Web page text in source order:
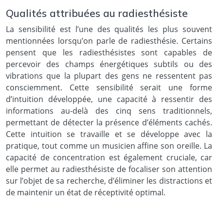
Qualités attribuées au radiesthésiste
La sensibilité est l’une des qualités les plus souvent
mentionnées lorsqu’on parle de radiesthésie. Certains
pensent que les radiesthésistes sont capables de
percevoir des champs énergétiques subtils ou des
vibrations que la plupart des gens ne ressentent pas
consciemment. Cette sensibilité serait une forme
d’intuition développée, une capacité à ressentir des
informations au-delà des cinq sens traditionnels,
permettant de détecter la présence d’éléments cachés.
Cette intuition se travaille et se développe avec la
pratique, tout comme un musicien affine son oreille. La
capacité de concentration est également cruciale, car
elle permet au radiesthésiste de focaliser son attention
sur l’objet de sa recherche, d’éliminer les distractions et
de maintenir un état de réceptivité optimal.